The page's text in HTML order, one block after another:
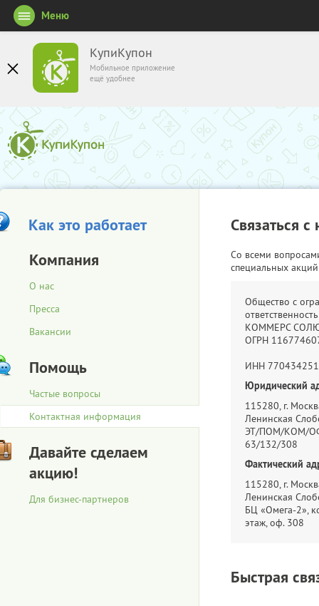
КупиКупон
Мобильное приложение
ещё удобнее
Меню
Как это работает
Компания
О нас
Пресса
Вакансии
Помощь
Частые вопросы
Контактная информация
Давайте сделаем
акцию!
Для бизнес-партнеров
Связаться с
Со всеми
специальных
Общество с
КОММЕРС
ОГРН
ИНН
Юридический
115280, г.
Ленинская
ЭТ/ПОМ/КОМ/
63/132/308
Фактический
115280, г.
Ленинская
БЦ «Омега-2»,
этаж, оф. 308
Быстрая